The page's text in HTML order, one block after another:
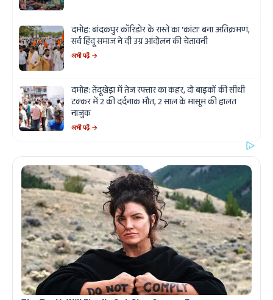
दमोह: बांदकपुर कॉरिडोर के रास्ते का 'कांटा' बना अतिक्रमण,
सर्व हिंदू समाज ने दी उग्र आंदोलन की चेतावनी
अभी पढ़ें →
दमोह: तेंदूखेड़ा में तेज रफ्तार का कहर, दो बाइकों की सीधी
टक्कर में 2 की दर्दनाक मौत, 2 साल के मासूम की हालत
नाजुक
अभी पढ़ें →